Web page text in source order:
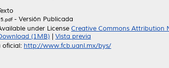
- Versión Publicada
under License Creative Commons Attribution
(1MB)
Vista previa
oficial: http://www.fcb.uanl.mx/bys/